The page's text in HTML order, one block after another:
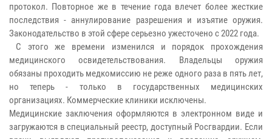
протокол. Повторное же в течение года влечет более жесткие
последствия - аннулирование разрешения и изъятие оружия.
Законодательство в этой сфере серьезно ужесточено с 2022 года.
С этого же времени изменился и порядок прохождения
медицинского освидетельствования. Владельцы оружия
обязаны проходить медкомиссию не реже одного раза в пять лет,
но теперь - только в государственных медицинских
организациях. Коммерческие клиники исключены.
Медицинские заключения оформляются в электронном виде и
загружаются в специальный реестр, доступный Росгвардии. Если